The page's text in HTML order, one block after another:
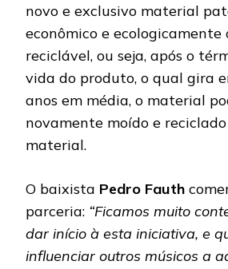
novo e exclusivo material
econômico e ecologicamente
reciclável, ou seja, após o
vida do produto, o qual gira
anos em média, o material
novamente moído e
material.
O baixista Pedro Fauth
parceria: “Ficamos muito
dar início à esta iniciativa, e
influenciar outros músicos a